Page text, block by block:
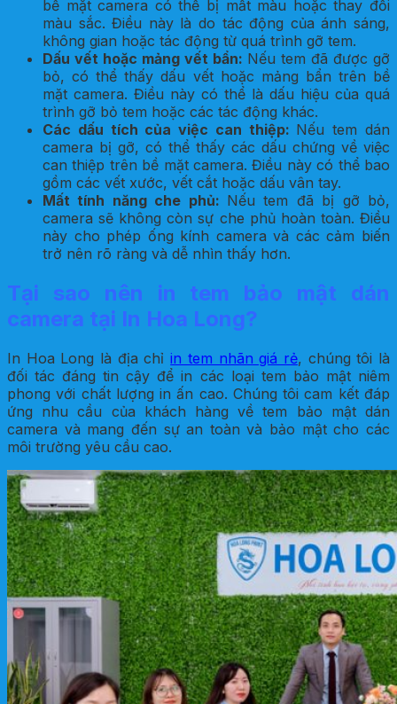
bề mặt camera có thể bị mất màu hoặc thay đổi
màu sắc. Điều này là do tác động của ánh sáng,
không gian hoặc tác động từ quá trình gỡ tem.
Dấu vết hoặc mảng vết bẩn: Nếu tem đã được gỡ
bỏ, có thể thấy dấu vết hoặc mảng bẩn trên bề
mặt camera. Điều này có thể là dấu hiệu của quá
trình gỡ bỏ tem hoặc các tác động khác.
Các dấu tích của việc can thiệp: Nếu tem dán
camera bị gỡ, có thể thấy các dấu chứng về việc
can thiệp trên bề mặt camera. Điều này có thể bao
gồm các vết xước, vết cắt hoặc dấu vân tay.
Mất tính năng che phủ: Nếu tem đã bị gỡ bỏ,
camera sẽ không còn sự che phủ hoàn toàn. Điều
này cho phép ống kính camera và các cảm biến
trở nên rõ ràng và dễ nhìn thấy hơn.
Tại sao nên in tem bảo mật dán
camera tại In Hoa Long?
In Hoa Long là địa chỉin tem nhãn giá rẻ, chúng tôi là
đối tác đáng tin cậy để in các loại tem bảo mật niêm
phongvới chất lượng in ấn cao. Chúng tôi cam kết đáp
ứng nhu cầu của khách hàng về tem bảo mật dán
camera và mang đến sự an toàn và bảo mật cho các
môi trường yêu cầu cao.